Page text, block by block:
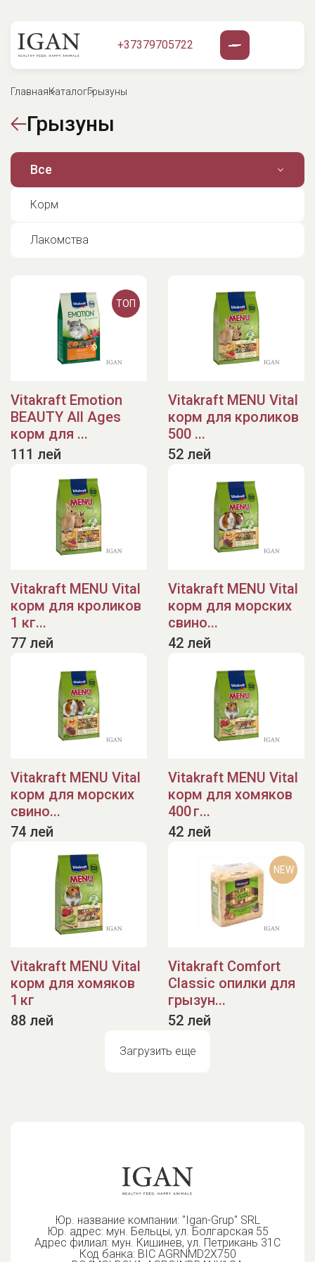
+37379705722
ГлавнаяКаталогГрызуны
Грызуны
Все
Корм
Лакомства
ТОП
Vitakraft Emotion
BEAUTY All Ages
корм для ...
111 лей
Vitakraft MENU Vital
корм для кроликов
500 ...
52 лей
Vitakraft MENU Vital
корм для кроликов
1 кг...
77 лей
Vitakraft MENU Vital
корм для морских
свино...
42 лей
Vitakraft MENU Vital
корм для морских
свино...
74 лей
Vitakraft MENU Vital
корм для хомяков
400 г...
42 лей
Vitakraft MENU Vital
корм для хомяков
1 кг
88 лей
NEW
Vitakraft Comfort
Classic опилки для
грызун...
52 лей
Загрузить еще
Юр. название компании: "Igan-Grup" SRL
Юр. адрес: мун. Бельцы, ул. Болгарская 55
Адрес филиал: мун. Кишинев, ул. Петрикань 31С
Код банка: BIC AGRNMD2X750